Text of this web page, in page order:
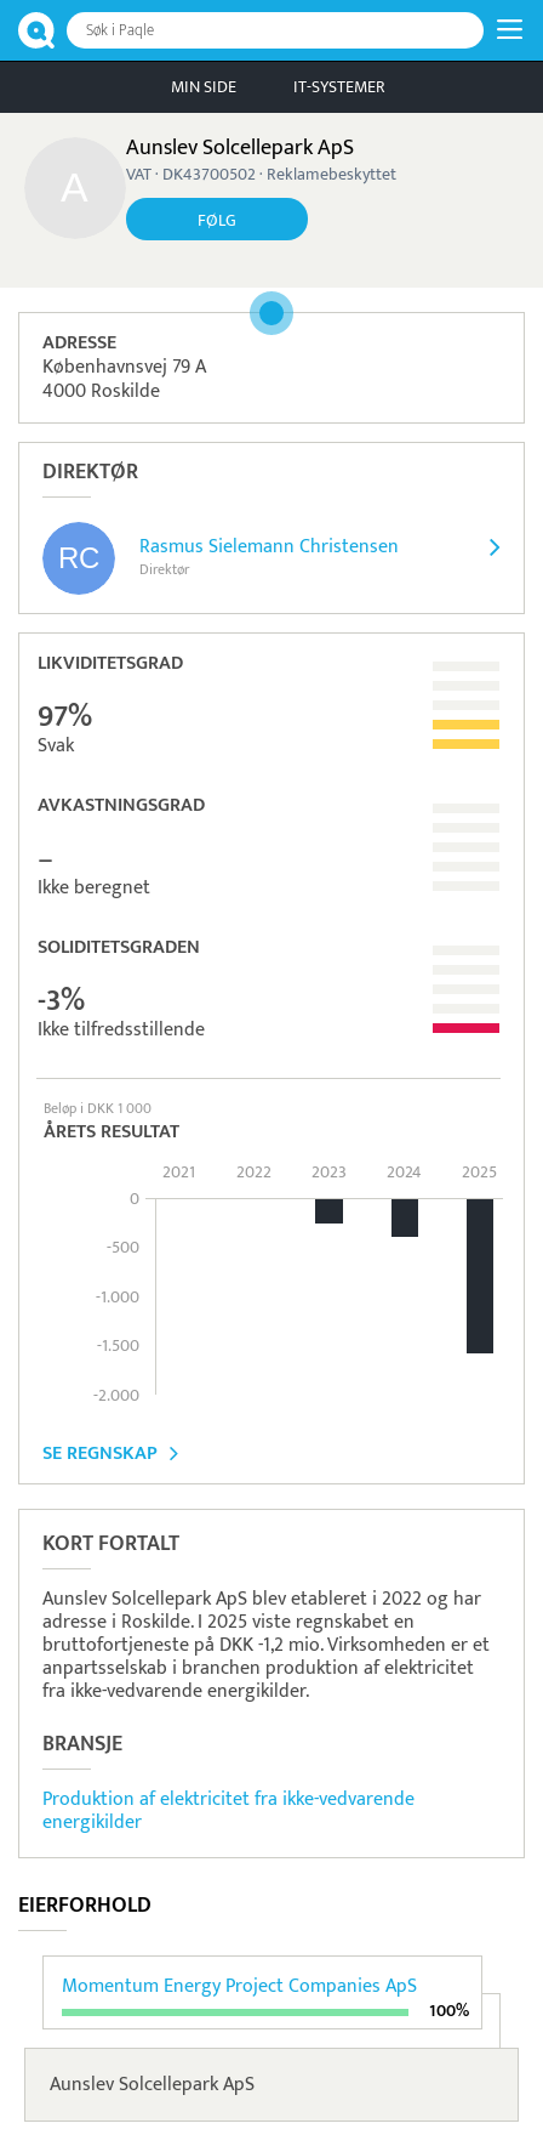
Søk i Paqle
MIN SIDE IT-SYSTEMER
Aunslev Solcellepark ApS
VAT · DK43700502 · Reklamebeskyttet
FØLG
ADRESSE
Københavnsvej 79 A
4000 Roskilde
DIREKTØR
Rasmus Sielemann Christensen
Direktør
LIKVIDITETSGRAD
97%
Svak
AVKASTNINGSGRAD
–
Ikke beregnet
SOLIDITETSGRADEN
-3%
Ikke tilfredsstillende
Beløp i DKK 1 000
ÅRETS RESULTAT
0
-500
-1.000
-1.500
-2.000
2021 2022 2023 2024 2025
SE REGNSKAP
KORT FORTALT
Aunslev Solcellepark ApS blev etableret i 2022 og har
adresse i Roskilde. I 2025 viste regnskabet en
bruttofortjeneste på DKK -1,2 mio. Virksomheden er et
anpartsselskab i branchen produktion af elektricitet
fra ikke-vedvarende energikilder.
BRANSJE
Produktion af elektricitet fra ikke-vedvarende
energikilder
EIERFORHOLD
Momentum Energy Project Companies ApS
100%
Aunslev Solcellepark ApS